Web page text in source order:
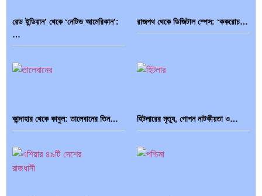
রেড ইন্ডিয়ান’ থেকে ‘নেটিভ আমেরিকান’:
…
রাজপথ থেকে ডিজিটাল স্পেস: ‘ককরোচ…
কান্দাহার থেকে কাবুল: তালেবানের তিন… হিটলারের মৃত্যু, গোপন নাটকীয়তা ও…